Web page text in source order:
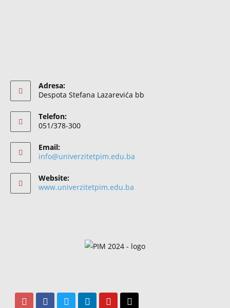
Adresa:
Despota Stefana Lazarevića bb
Telefon:
051/378-300
Email:
info@univerzitetpim.edu.ba
Website:
www.univerzitetpim.edu.ba